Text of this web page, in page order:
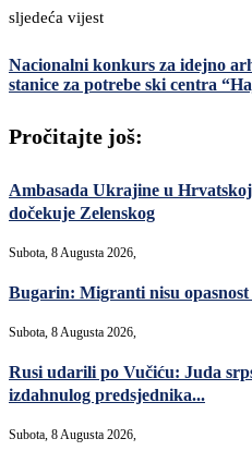
sljedeća vijest
Nacionalni konkurs za idejno
stanice za potrebe ski centra
Pročitajte još:
Ambasada Ukrajine u
dočekuje Zelenskog
Subota, 8 Augusta 2026,
Bugarin: Migranti nisu
Subota, 8 Augusta 2026,
Rusi udarili po Vučiću: Juda
izdahnulog predsjednika...
Subota, 8 Augusta 2026,